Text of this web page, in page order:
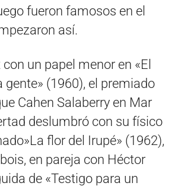
fueron famosos en el
así.
un papel menor en «El
gente» (1960), el premiado
Cahen Salaberry en Mar
deslumbró con su físico
flor del Irupé» (1962),
en pareja con Héctor
de «Testigo para un